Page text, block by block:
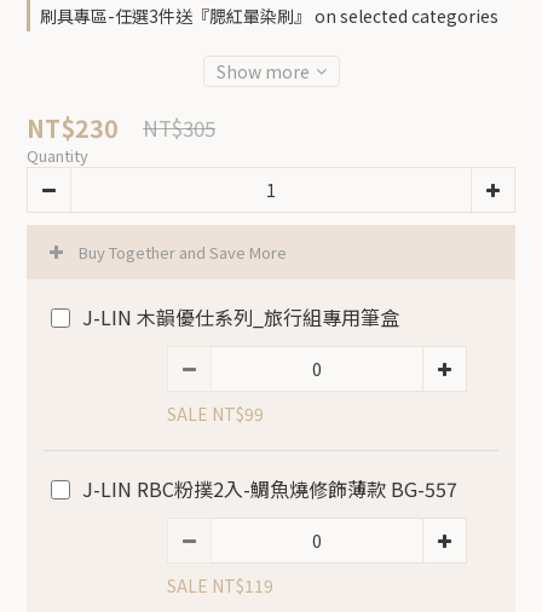
刷具專區-任選3件送『腮紅暈染刷』 on selected categories
Show more
NT$230 NT$305
Quantity
Buy Together and Save More
J-LIN 木韻優仕系列_旅行組專用筆盒
SALE NT$99
J-LIN RBC粉撲2入-鯛魚燒修飾薄款 BG-557
SALE NT$119